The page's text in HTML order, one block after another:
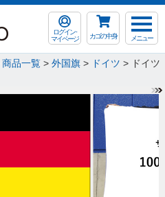
ログイン･
マイページ
カゴの中身 メニュー
商品一覧 > 外国旗 > ドイツ > ドイツ